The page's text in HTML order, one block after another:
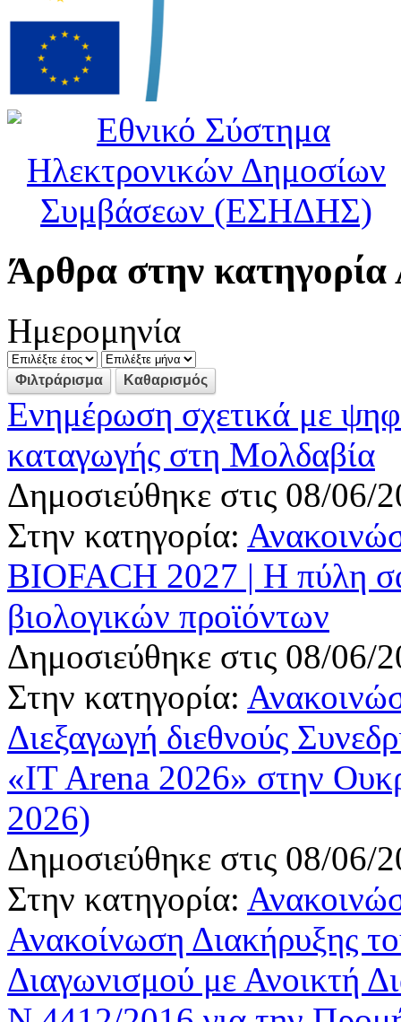
Άρθρα στην κατηγορία
Ημερομηνία
Ενημέρωση σχετικά με
καταγωγής στη Μολδαβία
Δημοσιεύθηκε στις 08/06/
Στην κατηγορία:
BIOFACH 2027 | Η πύλη
βιολογικών προϊόντων
Δημοσιεύθηκε στις 08/06/
Στην κατηγορία:
Διεξαγωγή διεθνούς
«IT Arena 2026» στην
2026)
Δημοσιεύθηκε στις 08/06/
Στην κατηγορία:
Ανακοίνωση Διακήρυξης
Διαγωνισμού με Ανοικτή